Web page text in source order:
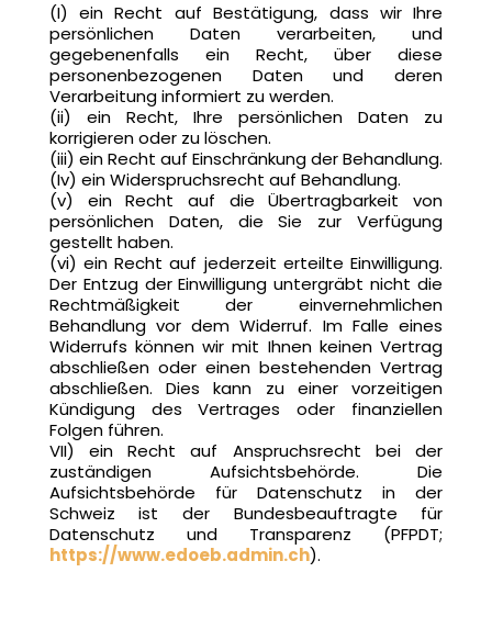
(I) ein Recht auf Bestätigung, dass wir Ihre
persönlichen Daten verarbeiten, und
gegebenenfalls ein Recht, über diese
personenbezogenen Daten und deren
Verarbeitung informiert zu werden.
(ii) ein Recht, Ihre persönlichen Daten zu
korrigieren oder zu löschen.
(iii) ein Recht auf Einschränkung der Behandlung.
(Iv) ein Widerspruchsrecht auf Behandlung.
(v) ein Recht auf die Übertragbarkeit von
persönlichen Daten, die Sie zur Verfügung
gestellt haben.
(vi) ein Recht auf jederzeit erteilte Einwilligung.
Der Entzug der Einwilligung untergräbt nicht die
Rechtmäßigkeit der einvernehmlichen
Behandlung vor dem Widerruf. Im Falle eines
Widerrufs können wir mit Ihnen keinen Vertrag
abschließen oder einen bestehenden Vertrag
abschließen. Dies kann zu einer vorzeitigen
Kündigung des Vertrages oder finanziellen
Folgen führen.
VII) ein Recht auf Anspruchsrecht bei der
zuständigen Aufsichtsbehörde. Die
Aufsichtsbehörde für Datenschutz in der
Schweiz ist der Bundesbeauftragte für
Datenschutz und Transparenz (PFPDT;
https://www.edoeb.admin.ch).